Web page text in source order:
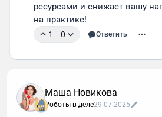
ресурсами и снижает вашу
на практике!
1 0 Ответить
Маша Новикова
Роботы в деле29.07.2025